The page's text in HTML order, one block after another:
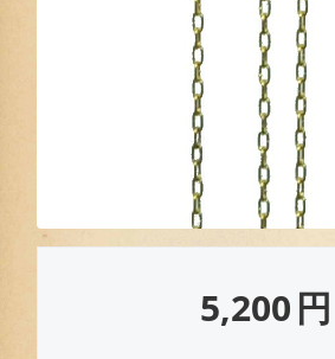
5,200円